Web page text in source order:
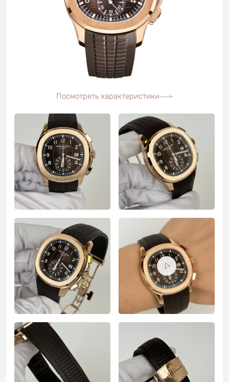
Посмотреть характеристики